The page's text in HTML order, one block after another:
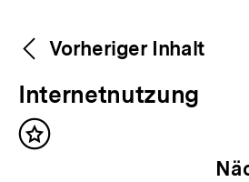
Weitere
Inhalte
Content-
Navigation
Vorheriger Inhalt
V
o
r
Internetnutzung
Inhalt